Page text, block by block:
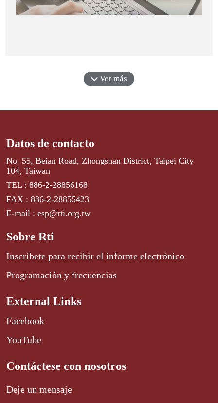
Ver más
Datos de contacto
No. 55, Beian Road, Zhongshan District, Taipei City
104, Taiwan
TEL : 886-2-28856168
FAX : 886-2-28855423
E-mail : esp@rti.org.tw
Sobre Rti
Inscríbete para recibir el informe electrónico
Programación y frecuencias
External Links
Facebook
YouTube
Contáctese con nosotros
Deje un mensaje